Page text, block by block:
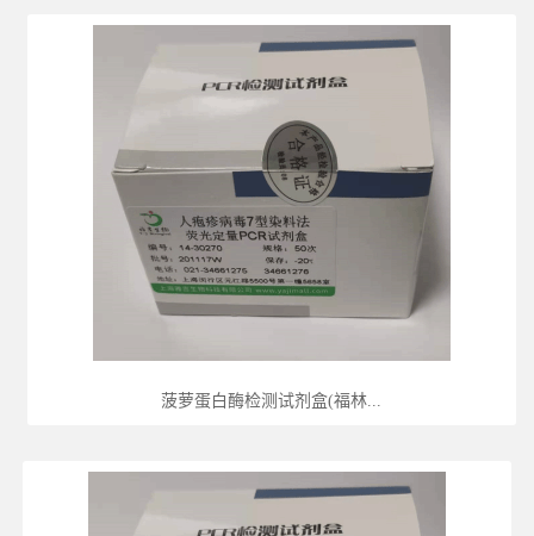
菠萝蛋白酶检测试剂盒(福林...